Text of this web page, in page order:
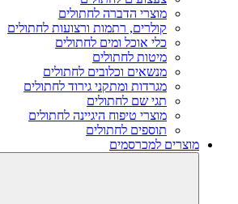
מוצרי הדברה לחתולים
קולרים, רתמות ורצועות לחתולים
כלי אוכל ומים לחתולים
מיטות לחתולים
מנשאים וכלובים לחתולים
מגרדות ומתקני גירוד לחתולים
תגי שם לחתולים
מוצרי טיפוח היגיינה לחתולים
תוספים לחתולים
מוצרים למכרסמים